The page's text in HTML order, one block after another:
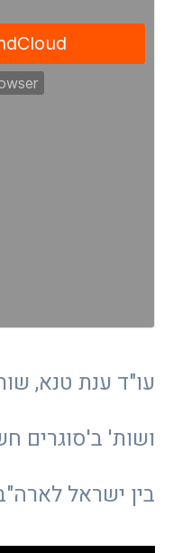
עו"ד ענת טנא,
ושות' ב'סוגרים
בין ישראל